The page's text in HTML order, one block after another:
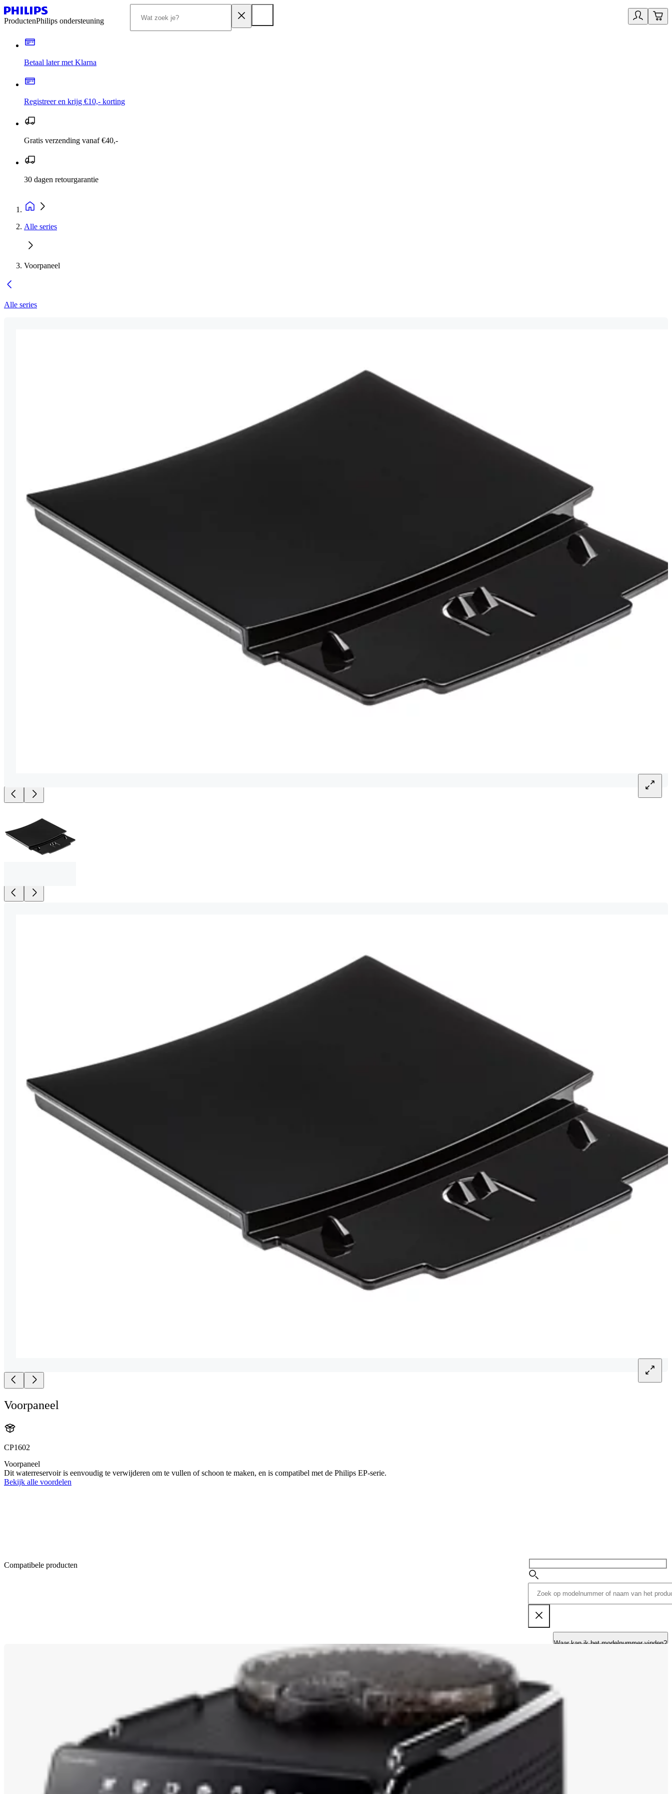
ProductenPhilips ondersteuning
Betaal later met Klarna
Registreer en krijg €10,- korting
Gratis verzending vanaf €40,-
30 dagen retourgarantie
Alle series
Voorpaneel
Alle series
Voorpaneel
CP1602
Voorpaneel
Dit waterreservoir is eenvoudig te verwijderen om te vullen of schoon te maken, en is compatibel met de Philips EP-serie.
Bekijk alle voordelen
Compatibele producten
Waar kan ik het modelnummer vinden?